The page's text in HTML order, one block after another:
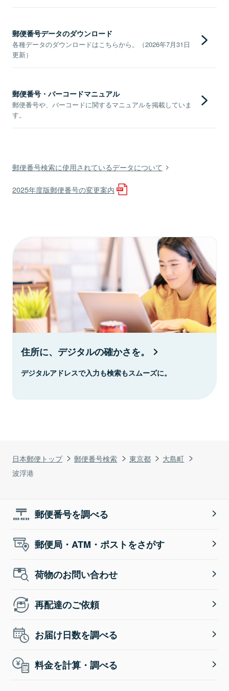
日本郵便トップ 郵便番号検索 東京都
大島町
波浮港
郵便番号データのダウンロード
各種データのダウンロードはこちらから。（2026年7月31日
更新）
郵便番号・バーコードマニュアル
郵便番号や、バーコードに関するマニュアルを掲載していま
す。
郵便番号検索に使用されているデータについて
2025年度版郵便番号の変更案内
住所に、デジタルの確かさを。
デジタルアドレスで入力も検索もスムーズに。
郵便番号を調べる
郵便局・ATM・ポストをさがす
荷物のお問い合わせ
再配達のご依頼
お届け日数を調べる
料金を計算・調べる